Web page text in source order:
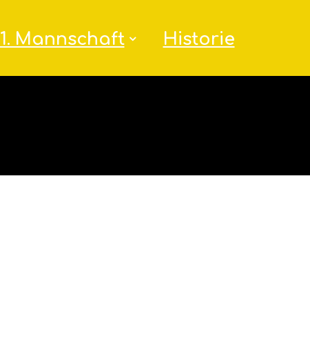
1. Mannschaft Historie